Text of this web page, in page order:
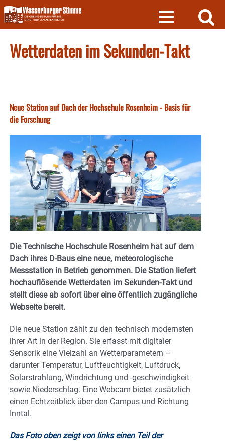
Skip
to
content
Wetterdaten im Sekunden-Takt
Neue Station auf Dach der Hochschule Rosenheim - Basis für
die Forschung
Die Technische Hochschule Rosenheim hat auf dem
Dach ihres D-Baus eine neue, meteorologische
Messstation in Betrieb genommen. Die Station liefert
hochauflösende Wetterdaten im Sekunden-Takt und
stellt diese ab sofort über eine öffentlich zugängliche
Webseite bereit.
Die neue Station zählt zu den technisch modernsten
ihrer Art in der Region. Sie erfasst mit digitaler
Sensorik eine Vielzahl an Wetterparametern –
darunter Temperatur, Luftfeuchtigkeit, Luftdruck,
Solarstrahlung, Windrichtung und -geschwindigkeit
sowie Niederschlag. Eine Webcam bietet zusätzlich
einen Echtzeitblick über den Campus und Richtung
Inntal.
Das Foto oben zeigt von links einen Teil der